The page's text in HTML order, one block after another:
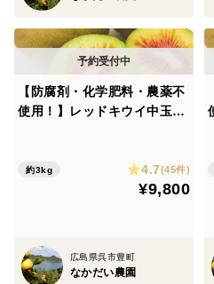
【防腐剤・化学肥料・農薬不
使用！】レッドキウイ中玉3
種
約3kg 4.7(45件)
¥9,800
広島県呉市豊町
なかだい農園